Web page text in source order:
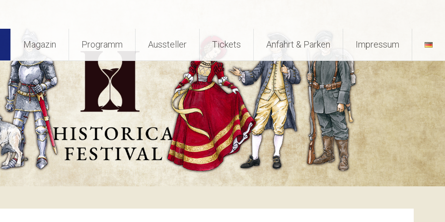
Magazin Programm Aussteller Tickets Anfahrt & Parken Impressum